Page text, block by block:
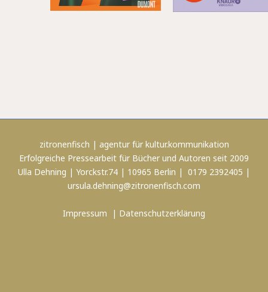
zitronenfisch | agentur für kultur.kommunikation
Erfolgreiche Pressearbeit für Bücher und Autoren seit 2009
Ulla Dehning | Yorckstr.74 | 10965 Berlin | 0179 2392405 |
ursula.dehning@zitronenfisch.com
Impressum | Datenschutzerklärung